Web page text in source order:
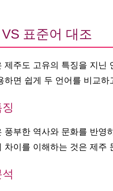
표준어 대조
제주도 고유의 특징을 지닌
하면 쉽게 두 언어를 비교
풍부한 역사와 문화를 반영
차이를 이해하는 것은 제주